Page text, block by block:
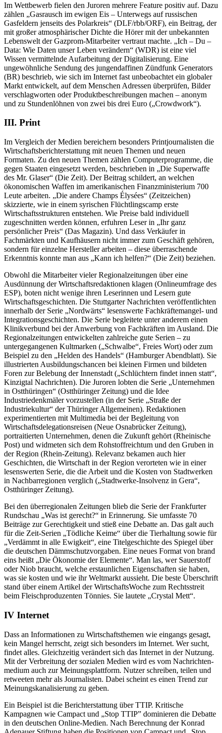
Im Wettbewerb fielen den Juroren mehrere Feature positiv auf. Dazu
zählen „Gas­rausch im ewigen Eis – Unterwegs auf russischen
Gasfeldern jenseits des Polarkreis“ (DLF/rbb/ORF), ein Beitrag, der
mit großer atmosphärischer Dichte die Hörer mit der unbekannten
Lebenswelt der Gazprom-Mitarbeiter vertraut machte. „Ich – Du –
Data: Wie Daten unser Leben verändern“ (WDR) ist eine viel
Wissen vermittelnde Aufarbeitung der Digitalisierung. Eine
ungewöhnliche Sendung des jungendaffinen Zündfunk Generators
(BR) beschrieb, wie sich im Internet fast unbeobachtet ein globaler
Markt entwickelt, auf dem Menschen Adressen überprüfen, Bilder
verschlagworten oder Produktbeschreibungen machen – anonym
und zu Stundenlöhnen von zwei bis drei Euro („Crowdwork“).
III. Print
Im Vergleich der Medien bereichern besonders Printjournalisten die
Wirtschaftsbericht­erstattung mit neuen Themen und neuen
Formaten. Zu den neuen Themen zählen Computerprogramme, die
gegen Staaten eingesetzt werden, beschrieben in „Die Superwaffe
des Mr. Glaser“ (Die Zeit). Der Beitrag schildert, an welchen
ökonomischen Waffen im amerikanischen Finanzministerium 700
Leute arbeiten. „Die andere Champs Élysées“ (Zeitzeichen)
skizzierte, wie in einem syrischen Flüchtlingscamp erste
Wirtschaftsstrukturen entstehen. Wie Preise bald individuell
zugeschnitten werden können, erfuhren Leser in „Ihr ganz
persönlicher Preis“ (Das Magazin). Und dass Verkäufer in
Fachmärkten und Kaufhäusern nicht immer zum Geschäft gehören,
sondern für einzelne Hersteller arbeiten – diese überraschende
Erkenntnis konnte man aus „Kann ich helfen?“ (Die Zeit) beziehen.
Obwohl die Mitarbeiter vieler Regionalzeitungen über eine
Ausdünnung der Wirtschafts­redaktionen klagen (Onlineumfrage des
ESP), boten nicht wenige ihren Leserinnen und Lesern gute
Wirtschaftsgeschichten. Die Stuttgarter Nachrichten veröffentlichten
innerhalb der Serie „Nordwärts“ lesenswerte Fachkräftemangel- und
Integrations­geschichten. Die Serie begleitete unter anderem einen
Klinikverbund bei der Anwerbung von Fachkräften im Ausland. Die
Regionalzeitungen entwickelten zahlreiche gute Serien – zu
untergegangenen Kultmarken („Schwalbe“, Freies Wort) oder zum
Beispiel zu den „Helden des Handels“ (Hamburger Abendblatt). Sie
illustrierten Ausbildungschancen bei kleinen Firmen und bildeten
Foren zur Belebung der Innenstadt („Schlüchtern findet innen statt“,
Kinzigtal Nachrichten). Die Juroren lobten die Serie „Unternehmen
in Ostthüringen“ (Ostthüringer Zeitung) und die Idee
Industriedenkmäler vorzustellen (in der Serie „Straße der
Industriekultur“ der Thüringer Allgemeinen). Redaktionen
experimentierten mit Multimedia bei der Begleitung von
Wirtschaftsdelegationsreisen (Neue Osnabrücker Zeitung),
portraitierten Unternehmen, denen die Zukunft gehört (Rheinische
Post) und widmeten sich dem Rohstoffreichtum und den Gruben in
der Region (Rhein-Zeitung). Relevanz bekamen auch hier
Geschichten, die Wirtschaft in der Region verorteten wie in einer
lesenswerten Serie, die die Arbeit und die Kosten von Stadtwerken
in Nachbarregionen verglich („Stadtwerke-Insolvenz in Gera“,
Ostthüringer Zeitung).
Bei den überregionalen Zeitungen blieb die Serie der Frankfurter
Rundschau „Was ist gerecht?“ in Erinnerung. Sie umfasste 70
Beiträge zur Gerechtigkeit und stieß eine Debatte an. Das galt auch
für die Zeit-Serien „Tödliche Keime“ über die Tierhaltung sowie für
„Verdämmt in alle Ewigkeit“, eine Titelgeschichte des Spiegel über
die deutschen Dämmschutzvorgaben. Eine neues Format von brand
eins heißt „Die Ökonomie der Elemente“. Man las, wer Sauerstoff
oder Niob braucht, welche erstaunlichen Eigenschaften sie haben,
was sie kosten und wie ihr Weltmarkt aussieht. Die beste Überschrift
stand über einem Artikel der WirtschaftsWoche zum Rechtsstreit
beim Fleischproduzenten Tönnies. Sie lautete „Crystal Mett“.
IV Internet
Dass an Informationen zu Wirtschaftsthemen wie eingangs gesagt,
kein Mangel herrscht, zeigt sich besonders im Internet. Wer sucht,
findet alles. Gleichzeitig verändert sich das Internet in der Nutzung.
Mit der Verbreitung der sozialen Medien wird es vom Nachrichten­
medium auch zur Meinungsplattform. Nutzer schreiben, teilen und
retweeten mehr als Journalisten. Dabei scheint es einen Trend zur
Meinungskanalisierung zu geben.
Ein Beispiel ist die Berichterstattung über TTIP. Kritische
Kampagnen wie Campact und „Stop TTIP” dominieren die Debatte
in den deutschen Online-Medien. Nach Berechnung der Konrad